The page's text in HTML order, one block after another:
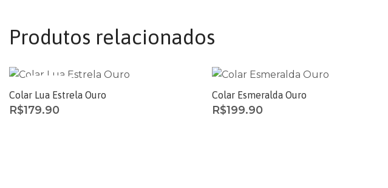
Produtos relacionados
ESGOTADO
Colar Lua Estrela Ouro
R$179.90
Colar Esmeralda Ouro
R$199.90